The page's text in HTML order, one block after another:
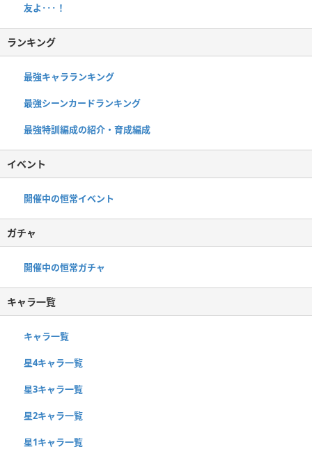
友よ･･･！
ランキング
最強キャラランキング
最強シーンカードランキング
最強特訓編成の紹介・育成編成
イベント
開催中の恒常イベント
ガチャ
開催中の恒常ガチャ
キャラ一覧
キャラ一覧
星4キャラ一覧
星3キャラ一覧
星2キャラ一覧
星1キャラ一覧